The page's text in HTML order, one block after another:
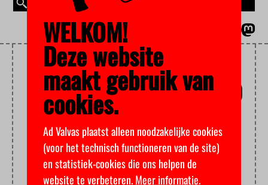
MAGAZINE
STUDENTS WITH A
MIGRATION BACKGROUND
WELKOM!
Deze website
maakt gebruik van
cookies.
Ad Valvas plaatst alleen noodzakelijke cookies
(voor het technisch functioneren van de site)
en statistiek-cookies die ons helpen de
website te verbeteren.Meer informatie.